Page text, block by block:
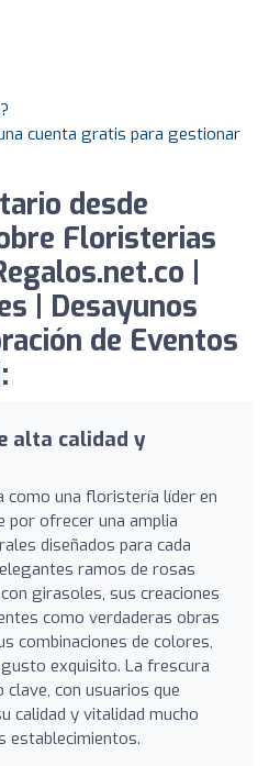
cuenta gratis para gestionar
desde
Floristerias
|
| Desayunos
de Eventos
alta calidad y
como una floristería líder en
por ofrecer una amplia
diseñados para cada
ramos de rosas
girasoles, sus creaciones
como verdaderas obras
combinaciones de colores,
exquisito. La frescura
con usuarios que
calidad y vitalidad mucho
establecimientos.